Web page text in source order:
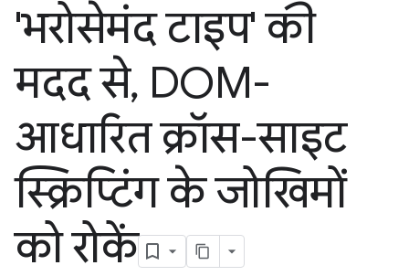
'भरोसेमंद टाइप' की
मदद से, DOM-
आधारित क्रॉस-साइट
स्क्रिप्टिंग के जोखिमों
को रोकें